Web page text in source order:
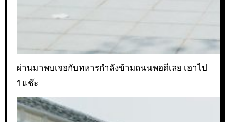
ผ่านมาพบเจอกับทหารกำลังข้ามถนนพอดีเลย เอาไป
1 แช๊ะ